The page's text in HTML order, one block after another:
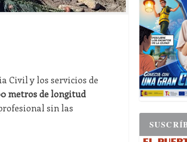
Civil y los servicios de
metros de longitud
sin las